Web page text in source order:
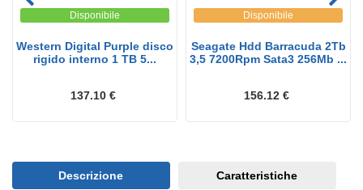
Disponibile
Western Digital Purple disco
rigido interno 1 TB 5...
137.10 €
Disponibile
Seagate Hdd Barracuda 2Tb
3,5 7200Rpm Sata3 256Mb ...
156.12 €
Descrizione Caratteristiche